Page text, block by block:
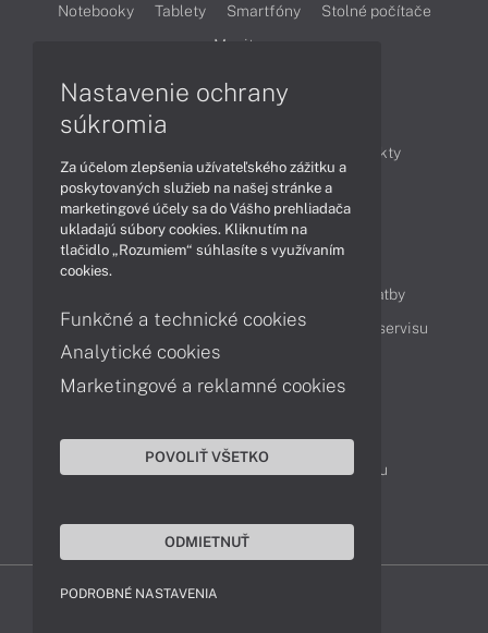
Notebooky Tablety Smartfóny
Stolné počítače
Monitory
Produkty
Technológie
Videá
Obsah
Možnosti doručenia a platby
Podpora a servis
Servisné služby Cenník servisu
Kontakty
043 4224 771
Obchodné oddelenie
Reklamácia tovaru
Nastavenie ochrany
súkromia
Za účelom zlepšenia užívateľského zážitku a
poskytovaných služieb na našej stránke a
marketingové účely sa do Vášho prehliadača
ukladajú súbory cookies. Kliknutím na
tlačidlo „Rozumiem“ súhlasíte s využívaním
cookies.
Funkčné a technické cookies
Analytické cookies
Marketingové a reklamné cookies
POVOLIŤ VŠETKO
ODMIETNUŤ
PODROBNÉ NASTAVENIA